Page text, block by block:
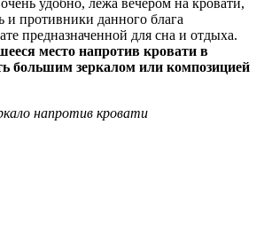
удобно, лежа вечером на кровати,
и противники данного блага
предназначенной для сна и отдыха.
место напротив кровати в
большим зеркалом или композицией
напротив кровати